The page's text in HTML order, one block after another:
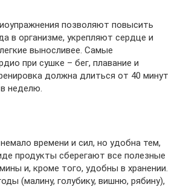
позволяют повысить
в организме, укрепляют сердце и
выносливее. Самые
при сушке – бег, плавание и
должна длиться от 40 минут
неделю.
времени и сил, но удобна тем,
продукты сберегают все полезные
и, кроме того, удобны в хранении.
(малину, голубику, вишню, рябину),